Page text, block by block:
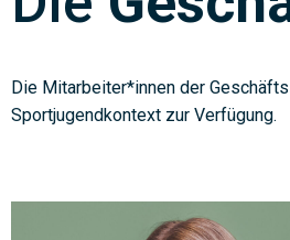
Die Mitarbeiter*innen der
Sportjugendkontext zur Verfügung.